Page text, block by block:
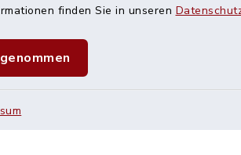
finden Sie in unseren
09842 207-32
info@uffenheim.de